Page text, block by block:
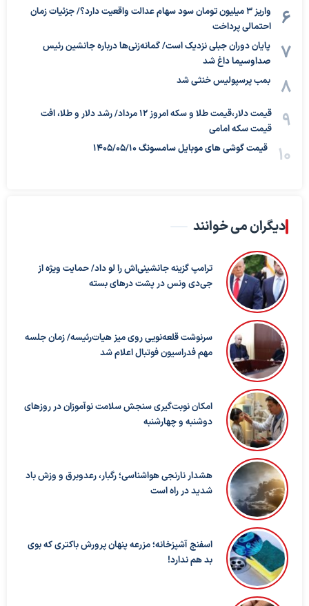
واریز ۳ میلیون تومان سود سهام عدالت واقعیت دارد؟/ جزئیات زمان
احتمالی پرداخت
پایان دوران جبلی نزدیک است/ گمانه‌زنی‌ها درباره جانشین رئیس
صداوسیما داغ شد
بمب پرسپولیس خنثی شد
قیمت دلار،قیمت طلا و سکه امروز ۱۲ مرداد/ رشد دلار و طلا، افت
قیمت سکه امامی
قیمت گوشی های موبایل سامسونگ 1405/05/10
دیگران می خوانند
ترامپ گزینه جانشینی‌اش را لو داد/ حمایت ویژه از
جی‌دی ونس در پشت درهای بسته
سرنوشت قلعه‌نویی روی میز هیات‌رئیسه/ زمان جلسه
مهم فدراسیون فوتبال اعلام شد
امکان نوبت‌گیری سنجش سلامت نوآموزان در روزهای
دوشنبه و چهارشنبه
هشدار نارنجی هواشناسی؛ رگبار، رعدوبرق و وزش باد
شدید در راه است
اسفنج آشپزخانه؛ مزرعه پنهان پرورش باکتری که بوی
بد هم ندارد!